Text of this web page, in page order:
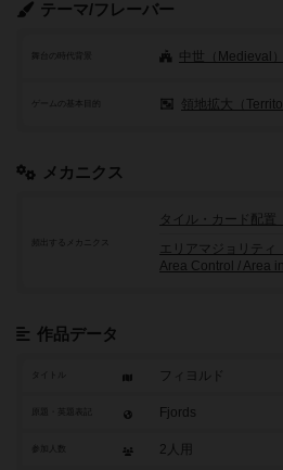
テーマ/フレーバー
舞台の時代背景 中世（Medieval）
ゲームの基本目的 領地拡大（
メカニクス
頻出するメカニクス
タイル・カード配置
エリアマジョリティ
Area Control / Area
作品データ
タイトル フィヨルド
Fjords
参加人数 2人用